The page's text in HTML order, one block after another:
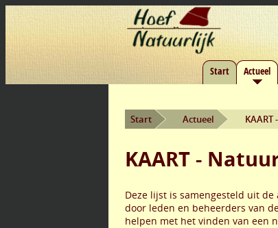
Start Actueel
Start Actueel
KAART -
Deze lijst is samengesteld uit
door leden en beheerders van
helpen met het vinden van een